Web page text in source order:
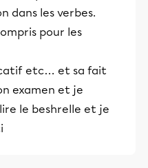
dans les verbes.
pour les
etc… et sa fait
examen et je
le beshrelle et je